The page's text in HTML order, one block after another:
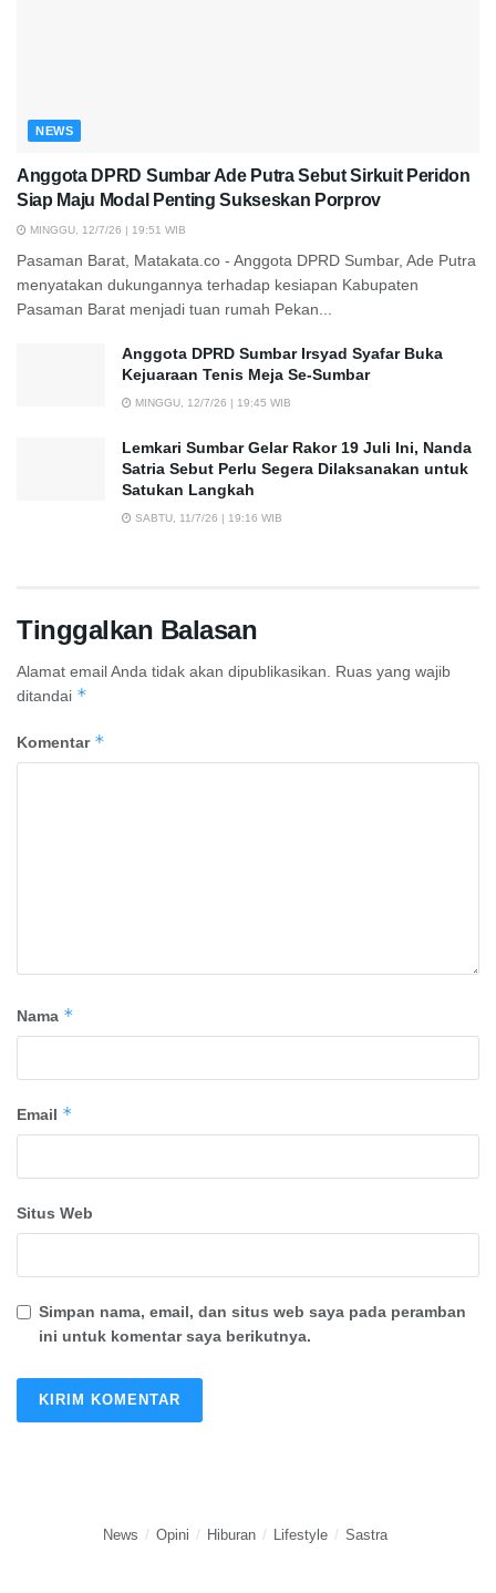
NEWS
Anggota DPRD Sumbar Ade Putra Sebut Sirkuit Peridon
Siap Maju Modal Penting Sukseskan Porprov
MINGGU, 12/7/26 | 19:51 WIB
Pasaman Barat, Matakata.co - Anggota DPRD Sumbar, Ade Putra
menyatakan dukungannya terhadap kesiapan Kabupaten
Pasaman Barat menjadi tuan rumah Pekan...
Anggota DPRD Sumbar Irsyad Syafar Buka
Kejuaraan Tenis Meja Se-Sumbar
MINGGU, 12/7/26 | 19:45 WIB
Lemkari Sumbar Gelar Rakor 19 Juli Ini, Nanda
Satria Sebut Perlu Segera Dilaksanakan untuk
Satukan Langkah
SABTU, 11/7/26 | 19:16 WIB
Tinggalkan Balasan
Alamat email Anda tidak akan dipublikasikan. Ruas yang wajib
ditandai *
Komentar *
Nama *
Email *
Situs Web
Simpan nama, email, dan situs web saya pada peramban
ini untuk komentar saya berikutnya.
News Opini Hiburan Lifestyle Sastra